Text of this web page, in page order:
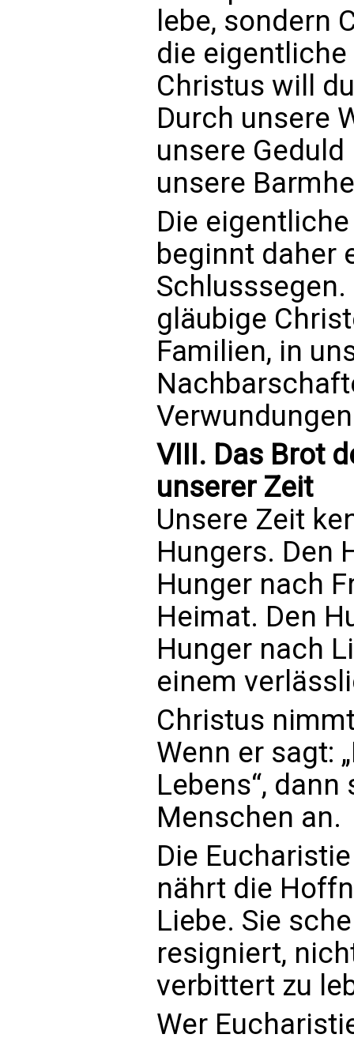
lebe, sondern
die
Christus will
Durch unsere
unsere
unsere
Die
beginnt daher
gläubige
Familien, in
VIII. Das Brot
unserer Zeit
Unsere Zeit
Hungers. Den
Hunger nach
Heimat. Den
Hunger nach
einem
Christus
Wenn er sagt:
Lebens“,
Menschen an.
Die
nährt die
Liebe. Sie
resigniert,
verbittert zu
Wer